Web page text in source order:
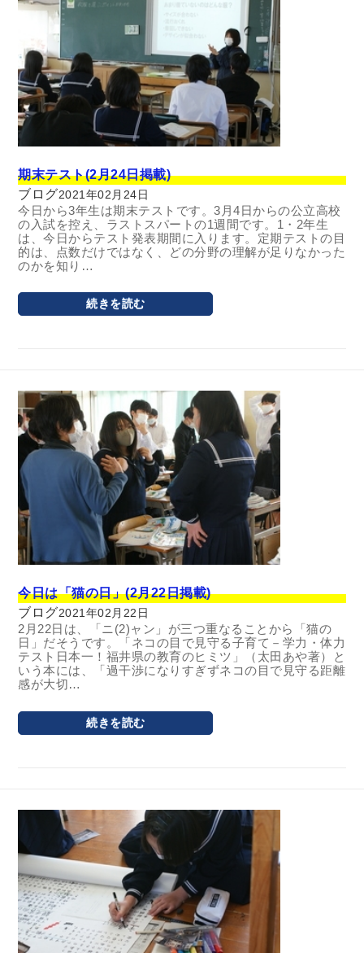
期末テスト(2月24日掲載)
ブログ2021年02月24日
今日から3年生は期末テストです。3月4日からの公立高校
の入試を控え、ラストスパートの1週間です。1・2年生
は、今日からテスト発表期間に入ります。定期テストの目
的は、点数だけではなく、どの分野の理解が足りなかった
のかを知り…
続きを読む
今日は「猫の日」(2月22日掲載)
ブログ2021年02月22日
2月22日は、「ニ(2)ャン」が三つ重なることから「猫の
日」だそうです。「ネコの目で見守る子育て－学力・体力
テスト日本一！福井県の教育のヒミツ」（太田あや著）と
いう本には、「過干渉になりすぎずネコの目で見守る距離
感が大切…
続きを読む